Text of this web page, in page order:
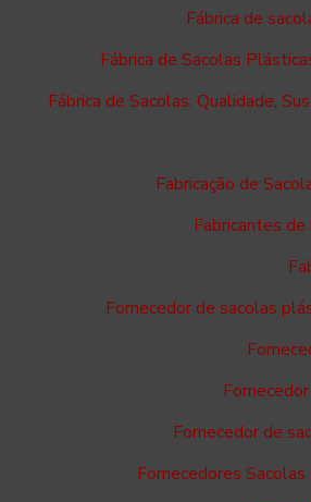
Fábrica de
Fábrica de Sacolas
Fábrica de Sacolas: Qualidade,
Fabricação de
Fabricantes
Fornecedor de sacolas
Fornecedor de
Fornecedores